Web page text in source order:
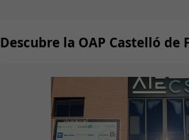
Descubre la OAP Castelló de